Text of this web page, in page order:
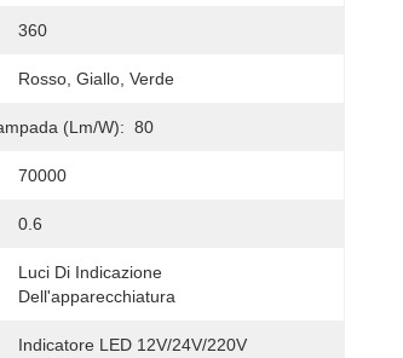
360
Rosso, Giallo, Verde
(lm/w): 80
70000
0.6
Luci Di Indicazione
Dell'apparecchiatura
Indicatore LED 12V/24V/220V